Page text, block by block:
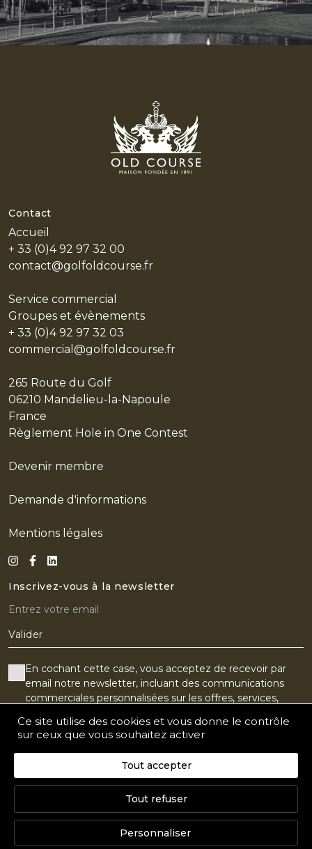
Contact
Accueil
+ 33 (0)4 92 97 32 00
contact@golfoldcourse.fr
Service commercial
Groupes et évènements
+ 33 (0)4 92 97 32 03
commercial@golfoldcourse.fr
265 Route du Golf
06210 Mandelieu-la-Napoule
France
Règlement Hole in One Contest
Devenir membre
Demande d'informations
Mentions légales
Inscrivez-vous à la newsletter
Valider
En cochant cette case, vous acceptez de recevoir par
email notre newsletter, incluant des communications
commerciales personnalisées sur les offres, services,
Vous pouvez vos désabonner à tout moment.
J'accepte le suivi de l'ouverture de mes e-mails pour
recevoir un contenu personnalisé
Ce site utilise des cookies et vous donne le contrôle
sur ceux que vous souhaitez activer
Tout accepter
Tout refuser
Personnaliser